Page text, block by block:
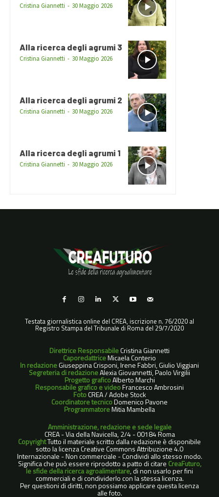
Cristina Giannetti - 30 Maggio 2026
Alla ricerca degli agrumi 3
Cristina Giannetti - 30 Maggio 2026
Alla ricerca degli agrumi 2
Cristina Giannetti - 30 Maggio 2026
Alla ricerca degli agrumi 1
Cristina Giannetti - 30 Maggio 2026
Testata giornalistica online del CREA, iscrizione n. 76/2020 al
Registro Stampa del Tribunale di Roma del 29/7/2020
Direttrice ResponsabileCristina Giannetti
CaporedattriceMicaela Conterio
In redazioneGiuseppina Crisponi, Irene Fabbri, Giulio Viggiani
Segreteria di redazioneAlexia Giovannetti, Paolo Virgilii
Progetto graficoAlberto Marchi
Responsabile grafico e videoFrancesco Ambrosini
FotoCREA / Adobe Stock
Coordinatore tecnicoDomenico Pavone
ProgrammatoreMitia Mambella
Amministrazione, redazione e sede legale
CREA - Via della Navicella, 2/4 - 00184 Roma
CopyrightTutto il materiale scritto dalla redazione è disponibile
sotto la licenza Creative Commons Attribuzione 4.0
Internazionale - Non commerciale - Condividi allo stesso modo.
Significa che può essere riprodotto a patto di citare CreaFuturo,
le sfide della ricerca agroalimentare, di non usarlo per fini
commerciali e di condividerlo con la stessa licenza.
Per questioni di diritti, non possiamo applicare questa licenza
alle foto.